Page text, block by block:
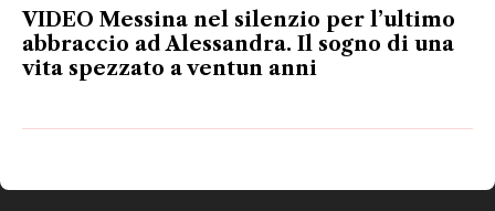
VIDEO Messina nel silenzio per l’ultimo
abbraccio ad Alessandra. Il sogno di una
vita spezzato a ventun anni